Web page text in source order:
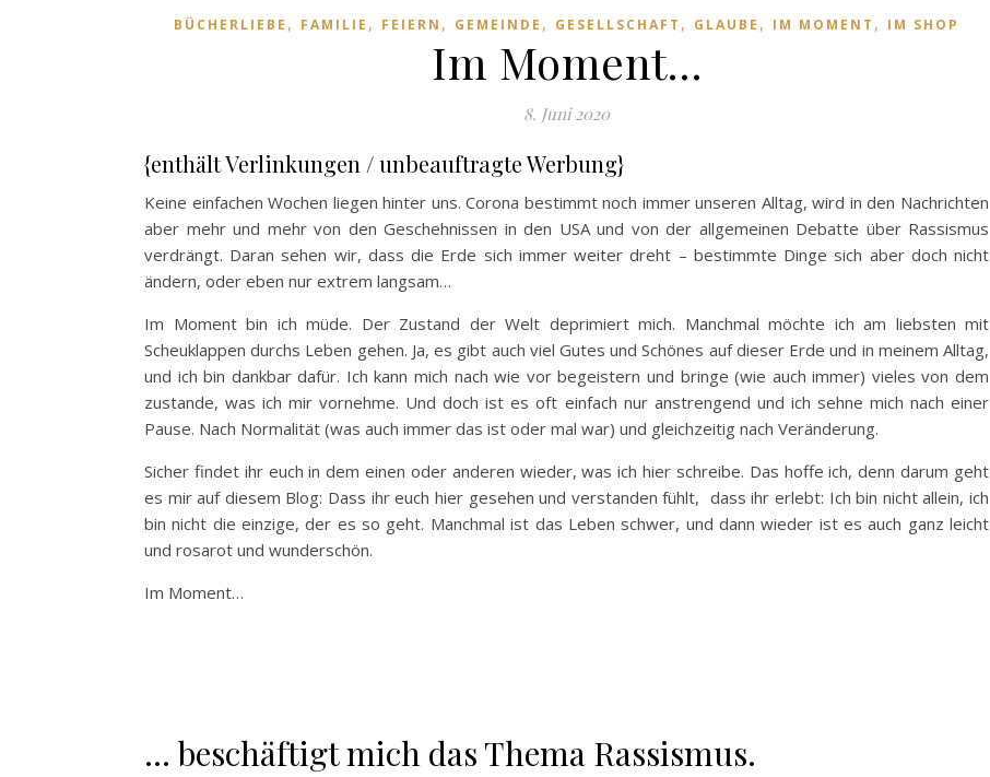
BÜCHERLIEBE , FAMILIE , FEIERN , GEMEINDE , GESELLSCHAFT , GLAUBE , IM MOMENT , IM SHOP
Im Moment…
8. Juni 2020
{enthält Verlinkungen / unbeauftragte Werbung}
Keine einfachen Wochen liegen hinter uns. Corona bestimmt noch immer unseren Alltag, wird in den Nachrichten
aber mehr und mehr von den Geschehnissen in den USA und von der allgemeinen Debatte über Rassismus
verdrängt. Daran sehen wir, dass die Erde sich immer weiter dreht – bestimmte Dinge sich aber doch nicht
ändern, oder eben nur extrem langsam…
Im Moment bin ich müde. Der Zustand der Welt deprimiert mich. Manchmal möchte ich am liebsten mit
Scheuklappen durchs Leben gehen. Ja, es gibt auch viel Gutes und Schönes auf dieser Erde und in meinem Alltag,
und ich bin dankbar dafür. Ich kann mich nach wie vor begeistern und bringe (wie auch immer) vieles von dem
zustande, was ich mir vornehme. Und doch ist es oft einfach nur anstrengend und ich sehne mich nach einer
Pause. Nach Normalität (was auch immer das ist oder mal war) und gleichzeitig nach Veränderung.
Sicher findet ihr euch in dem einen oder anderen wieder, was ich hier schreibe. Das hoffe ich, denn darum geht
es mir auf diesem Blog: Dass ihr euch hier gesehen und verstanden fühlt, dass ihr erlebt: Ich bin nicht allein, ich
bin nicht die einzige, der es so geht. Manchmal ist das Leben schwer, und dann wieder ist es auch ganz leicht
und rosarot und wunderschön.
Im Moment…
… beschäftigt mich das Thema Rassismus.